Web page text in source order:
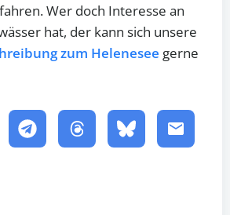
fahren. Wer doch Interesse an
hat, der kann sich unsere
zum Helenesee gerne